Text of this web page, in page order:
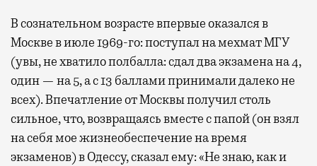
В сознательном возрасте впервые оказался в
Москве в июле 1969-го: поступал на мехмат МГУ
(увы, не хватило полбалла: сдал два экзамена на 4,
один — на 5, а с 13 баллами принимали далеко не
всех). Впечатление от Москвы получил столь
сильное, что, возвращаясь вместе с папой (он взял
на себя мое жизнеобеспечение на время
экзаменов) в Одессу, сказал ему: «Не знаю, как и